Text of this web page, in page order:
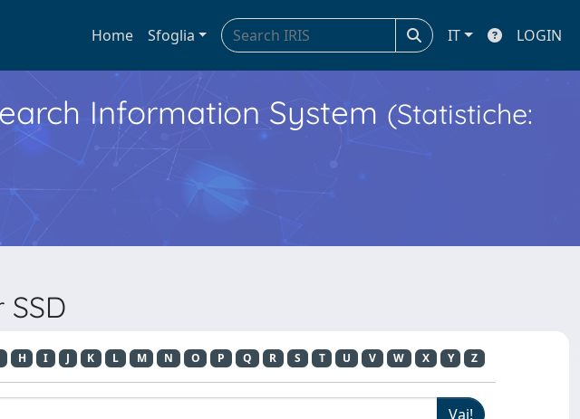
Home Sfoglia IT LOGIN
Information System (Statistiche:
H I J K L M N O P Q R S T U V W X Y Z